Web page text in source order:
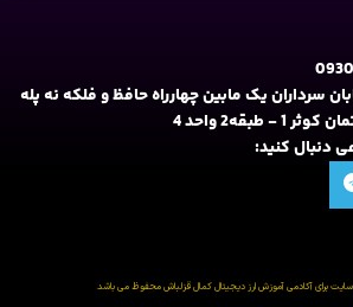
سرداران یک مابین چهارراه حافظ و فلکه نه پله
واحد 4
دنبال کنید:
برای آکادمی آموزش ارز دیجیتال کمال قزلباش محفوظ می باشد